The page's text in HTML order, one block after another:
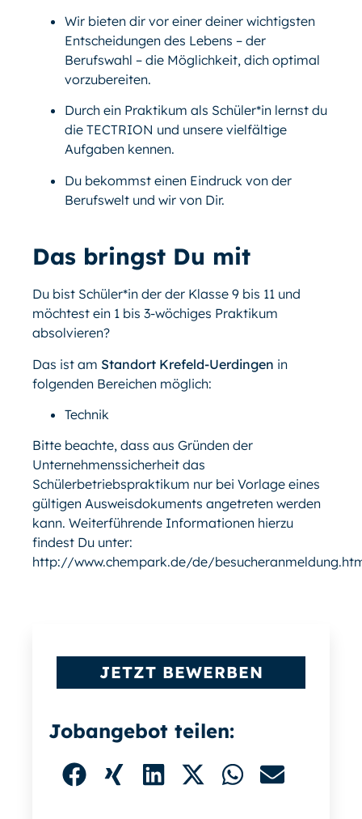
Wir bieten dir vor einer deiner wichtigsten
Entscheidungen des Lebens – der
Berufswahl – die Möglichkeit, dich optimal
vorzubereiten.
Durch ein Praktikum als Schüler*in lernst du
die TECTRION und unsere vielfältige
Aufgaben kennen.
Du bekommst einen Eindruck von der
Berufswelt und wir von Dir.
Das bringst Du mit
Du bist Schüler*in der der Klasse 9 bis 11 und
möchtest ein 1 bis 3-wöchiges Praktikum
absolvieren?
Das ist am Standort Krefeld-Uerdingen in
folgenden Bereichen möglich:
Technik
Bitte beachte, dass aus Gründen der
Unternehmenssicherheit das
Schülerbetriebspraktikum nur bei Vorlage eines
gültigen Ausweisdokuments angetreten werden
kann. Weiterführende Informationen hierzu
findest Du unter:
http://www.chempark.de/de/
JETZT BEWERBEN
Jobangebot teilen: